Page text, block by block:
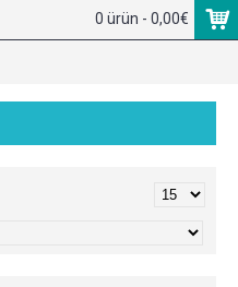
0 ürün - 0,00€